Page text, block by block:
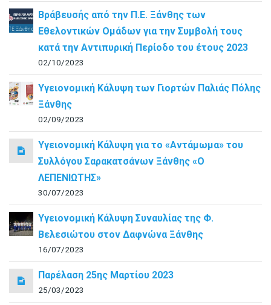
Βράβευσής από την Π.Ε. Ξάνθης των
Εθελοντικών Ομάδων για την Συμβολή τους
κατά την Αντιπυρική Περίοδο του έτους 2023
02/10/2023
Υγειονομική Κάλυψη των Γιορτών Παλιάς Πόλης
Ξάνθης
02/09/2023
Υγειονομική Κάλυψη για το «Αντάμωμα» του
Συλλόγου Σαρακατσάνων Ξάνθης «Ο
ΛΕΠΕΝΙΩΤΗΣ»
30/07/2023
Υγειονομική Κάλυψη Συναυλίας της Φ.
Βελεσιώτου στον Δαφνώνα Ξάνθης
16/07/2023
Παρέλαση 25ης Μαρτίου 2023
25/03/2023